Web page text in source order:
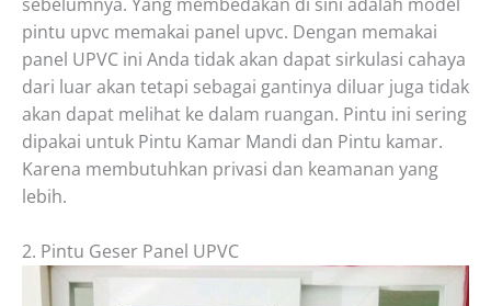
pintu upvc memakai panel upvc. Dengan memakai
panel UPVC ini Anda tidak akan dapat sirkulasi cahaya
dari luar akan tetapi sebagai gantinya diluar juga tidak
akan dapat melihat ke dalam ruangan. Pintu ini sering
dipakai untuk Pintu Kamar Mandi dan Pintu kamar.
Karena membutuhkan privasi dan keamanan yang
lebih.
2. Pintu Geser Panel UPVC